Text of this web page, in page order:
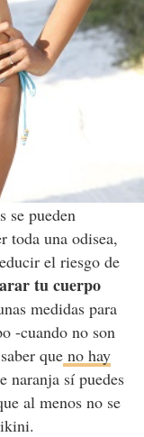
se pueden
toda una odisea,
el riesgo de
tu cuerpo
medidas para
-cuando no son
queno hay
naranja sí puedes
al menos no se